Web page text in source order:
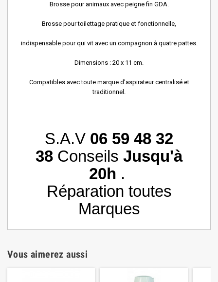
Brosse pour animaux avec peigne fin GDA.
Brosse pour toilettage pratique et fonctionnelle,
indispensable pour qui vit avec un compagnon à quatre pattes.
Dimensions : 20 x 11 cm.
Compatibles avec toute marque d'aspirateur centralisé et
traditionnel.
S.A.V 06 59 48 32
38 Conseils Jusqu'à
20h .
Réparation toutes
Marques
Vous aimerez aussi